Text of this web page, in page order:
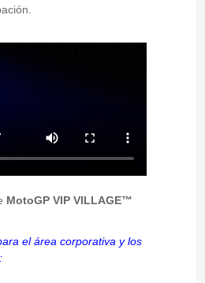
MotoGP VIP VILLAGE™
el área corporativa y los